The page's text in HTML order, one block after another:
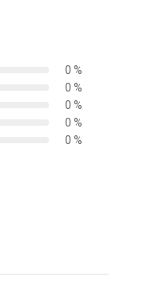
0 %
0 %
0 %
0 %
0 %